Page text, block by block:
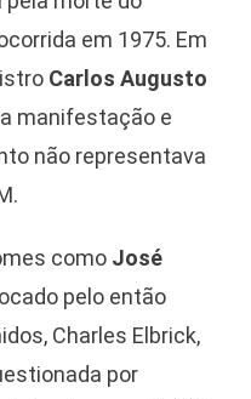
em 1975. Em
Carlos Augusto
manifestação e
não representava
como José
pelo então
Charles Elbrick,
por